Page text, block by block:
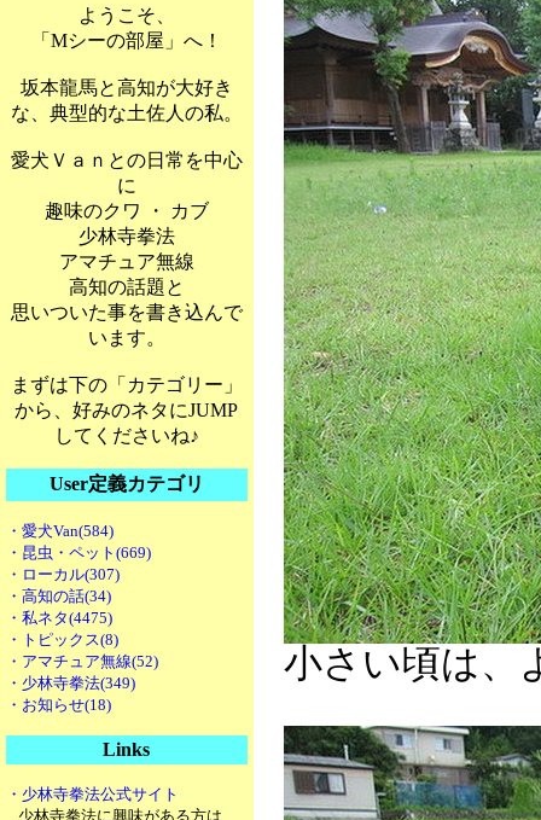
ようこそ、
「Mシーの部屋」へ！
坂本龍馬と高知が大好き
な、典型的な土佐人の私。
愛犬Ｖａｎとの日常を中心
に
趣味のクワ ・ カブ
少林寺拳法
アマチュア無線
高知の話題と
思いついた事を書き込んで
います。
まずは下の「カテゴリー」
から、好みのネタにJUMP
してくださいね♪
User定義カテゴリ
・愛犬Van(584)
・昆虫・ペット(669)
・ローカル(307)
・高知の話(34)
・私ネタ(4475)
・トピックス(8)
・アマチュア無線(52)
・少林寺拳法(349)
・お知らせ(18)
Links
・少林寺拳法公式サイト
少林寺拳法に興味がある方は
小さい頃は、